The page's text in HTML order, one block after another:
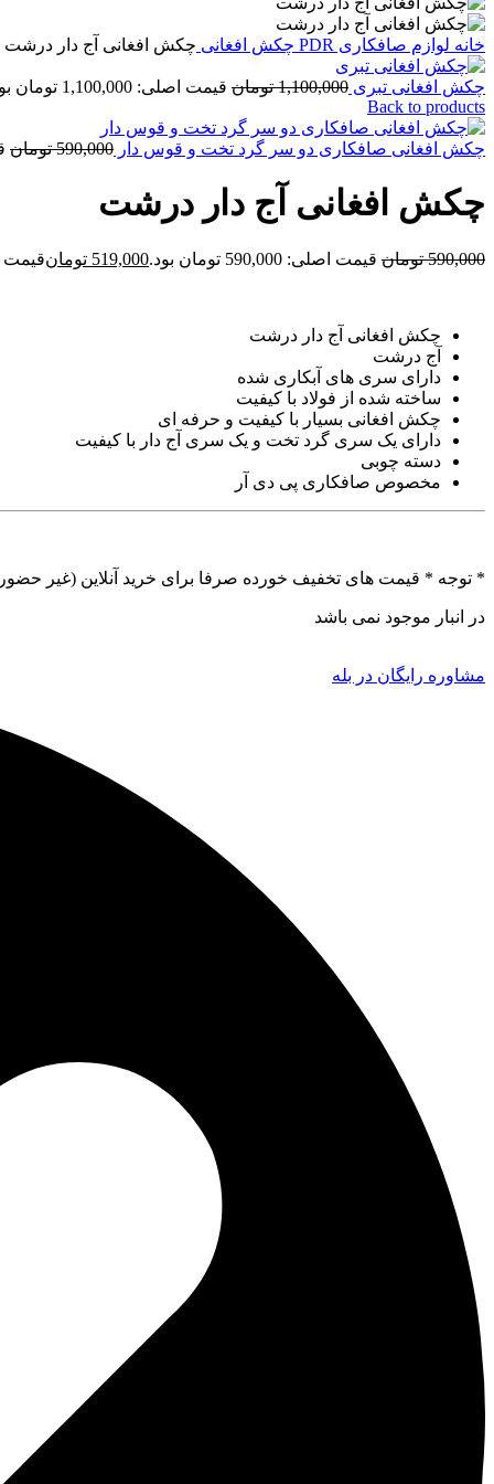
خانه لوازم صافکاری PDR چکش افغانی چکش افغانی آج دار درشت
چکش افغانی تبری 1,100,000 تومان قیمت اصلی: 1,100,000 تومان بود.
Back to products
چکش افغانی صافکاری دو سر گرد تخت و قوس دار 590,000 تومان
چکش افغانی آج دار درشت
590,000 تومان قیمت اصلی: 590,000 تومان بود. 519,000 تومانقیمت فعلی:
چکش افغانی آج دار درشت
آج درشت
دارای سری های آبکاری شده
ساخته شده از فولاد با کیفیت
چکش افغانی بسیار با کیفیت و حرفه ای
دارای یک سری گرد تخت و یک سری آج دار با کیفیت
دسته چوبی
مخصوص صافکاری پی دی آر
* توجه * قیمت های تخفیف خورده صرفا برای خرید آنلاین (غیر
در انبار موجود نمی باشد
مشاوره رایگان در بله